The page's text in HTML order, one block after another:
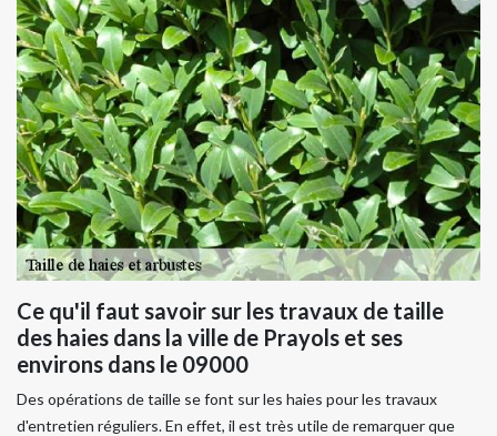
Ce qu'il faut savoir sur les travaux de taille
des haies dans la ville de Prayols et ses
environs dans le 09000
Des opérations de taille se font sur les haies pour les travaux
d'entretien réguliers. En effet, il est très utile de remarquer que